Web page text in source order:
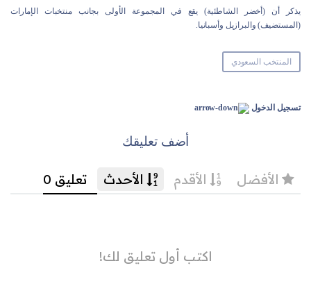
يذكر أن (أخضر الشاطئية) يقع في المجموعة الأولى بجانب منتخبات الإمارات
(المستضيف) والبرازيل وأسبانيا.
المنتخب السعودي
تسجيل الدخول
أضف تعليقك